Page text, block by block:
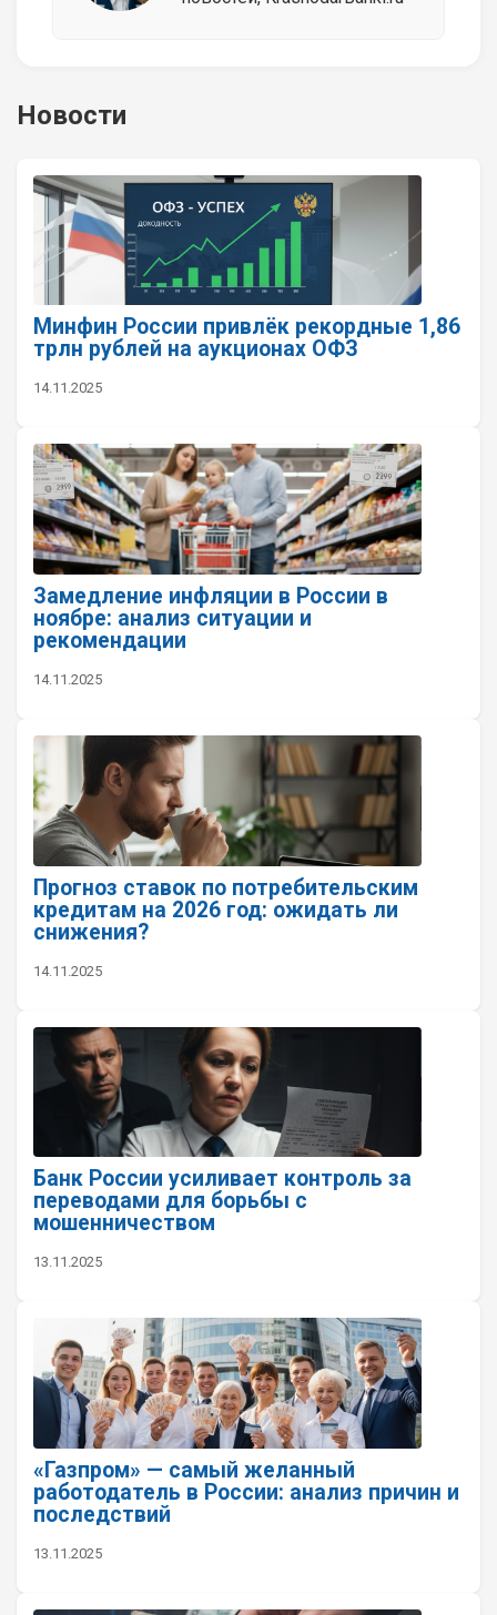
Новости
Минфин России привлёк рекордные 1,86
трлн рублей на аукционах ОФЗ
14.11.2025
Замедление инфляции в России в
ноябре: анализ ситуации и
рекомендации
14.11.2025
Прогноз ставок по потребительским
кредитам на 2026 год: ожидать ли
снижения?
14.11.2025
Банк России усиливает контроль за
переводами для борьбы с
мошенничеством
13.11.2025
«Газпром» — самый желанный
работодатель в России: анализ причин и
последствий
13.11.2025